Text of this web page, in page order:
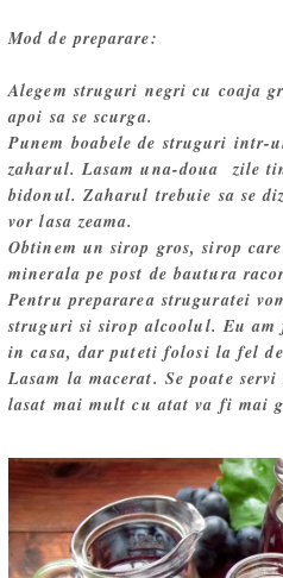
Mod de preparare:
Alegem struguri negri cu coaja
apoi sa se scurga.
Punem boabele de struguri intr-
zaharul. Lasam una-doua zile
bidonul. Zaharul trebuie sa se
vor lasa zeama.
Obtinem un sirop gros, sirop
minerala pe post de bautura
Pentru prepararea struguratei
struguri si sirop alcoolul. Eu
in casa, dar puteti folosi la fel
Lasam la macerat. Se poate
lasat mai mult cu atat va fi mai